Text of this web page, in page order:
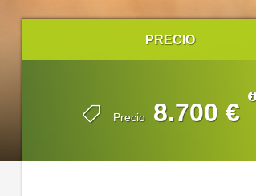
PRECIO
Precio 8.700 €
PRECIO
Precio 8.700 €